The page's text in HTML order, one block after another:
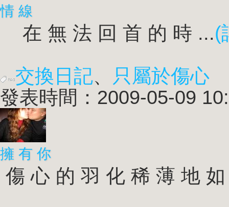
情 線
在 無 法 回 首 的 時 ...(
交換日記、
只屬於傷心
發表時間：2009-05-09
擁 有 你
傷 心 的 羽 化 稀 薄 地